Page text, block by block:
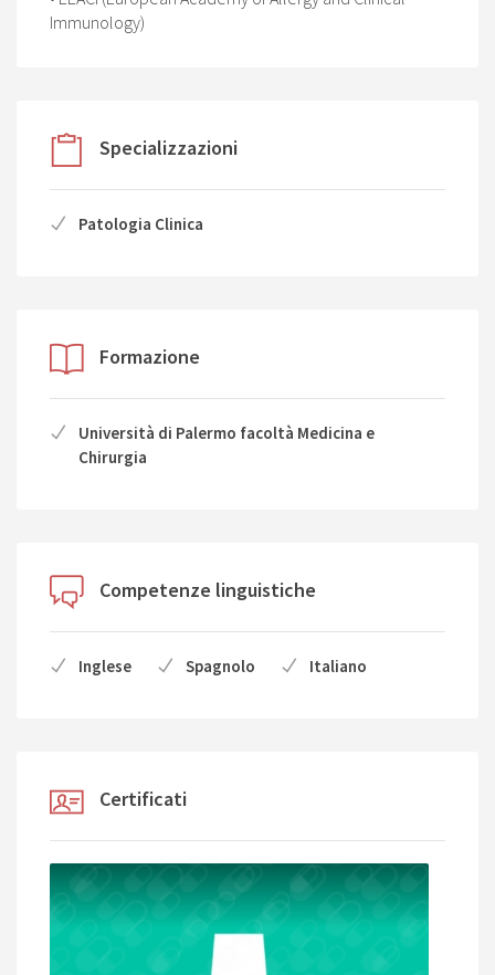
Immunology)
Specializzazioni
Patologia Clinica
Formazione
Università di Palermo facoltà Medicina e
Chirurgia
Competenze linguistiche
Inglese Spagnolo Italiano
Certificati